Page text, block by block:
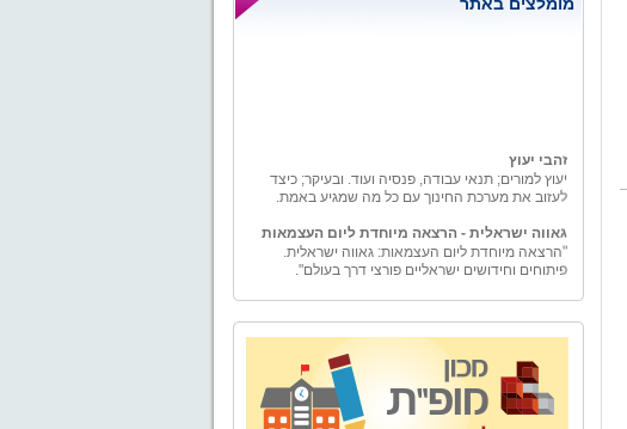
יעוץ למורים; תנאי עבודה, פנסיה ועוד. ובעיקר; כיצד
לעזוב את מערכת החינוך עם כל מה שמגיע באמת.
"הרצאה מיוחדת ליום העצמאות: גאווה ישראלית.
פיתוחים וחידושים ישראליים פורצי דרך בעולם".
"גמולים - יעוץ למורה" מספקת למגזר עובדי מערכת
החינוך בפרט ולמגזרי המשק השונים בכלל, בדיקה
אובייקטיבית ומגוון פתרונות פיננסיים להם ולבני ביתם.
מאחורינו אלפי שעות ייעוץ פיננסי ופנסיוני לכל מגזרי
המשק השונים.